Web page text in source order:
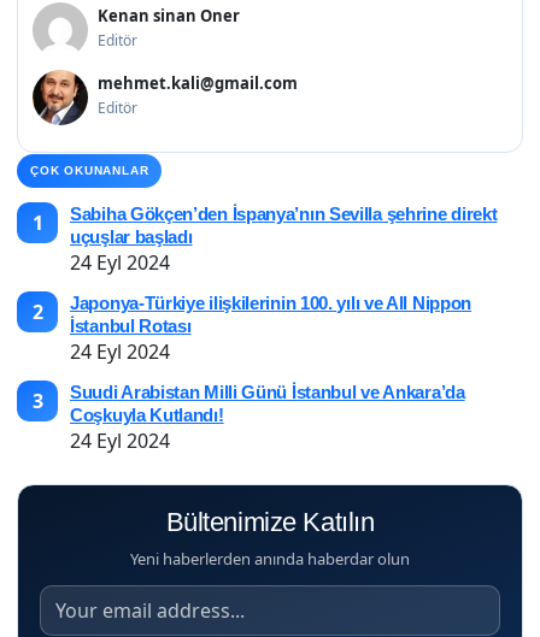
Kenan sinan Oner
Editör
mehmet.kali@gmail.com
Editör
ÇOK OKUNANLAR
1
Sabiha Gökçen’den İspanya’nın Sevilla şehrine direkt
uçuşlar başladı
24 Eyl 2024
2
Japonya-Türkiye ilişkilerinin 100. yılı ve All Nippon
İstanbul Rotası
24 Eyl 2024
3
Suudi Arabistan Milli Günü İstanbul ve Ankara’da
Coşkuyla Kutlandı!
24 Eyl 2024
Bültenimize Katılın
Yeni haberlerden anında haberdar olun